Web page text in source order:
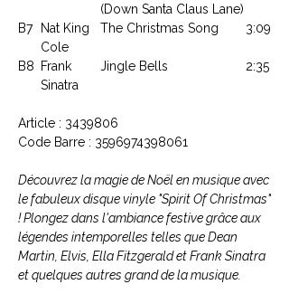
(Down Santa Claus Lane)
B7
Nat King
Cole
The Christmas Song 3:09
B8
Frank
Sinatra
Jingle Bells 2:35
Article : 3439806
Code Barre : 3596974398061
Découvrez la magie de Noël en musique avec
le fabuleux disque vinyle "Spirit Of Christmas"
! Plongez dans l'ambiance festive grâce aux
légendes intemporelles telles que Dean
Martin, Elvis, Ella Fitzgerald et Frank Sinatra
et quelques autres grand de la musique.